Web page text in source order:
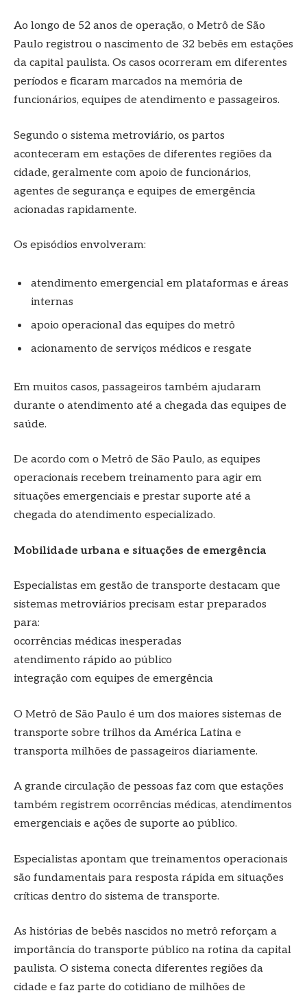
Ao longo de 52 anos de operação, o Metrô de São
Paulo registrou o nascimento de 32 bebês em estações
da capital paulista. Os casos ocorreram em diferentes
períodos e ficaram marcados na memória de
funcionários, equipes de atendimento e passageiros.
Segundo o sistema metroviário, os partos
aconteceram em estações de diferentes regiões da
cidade, geralmente com apoio de funcionários,
agentes de segurança e equipes de emergência
acionadas rapidamente.
Os episódios envolveram:
atendimento emergencial em plataformas e áreas
internas
apoio operacional das equipes do metrô
acionamento de serviços médicos e resgate
Em muitos casos, passageiros também ajudaram
durante o atendimento até a chegada das equipes de
saúde.
De acordo com o Metrô de São Paulo, as equipes
operacionais recebem treinamento para agir em
situações emergenciais e prestar suporte até a
chegada do atendimento especializado.
Mobilidade urbana e situações de emergência
Especialistas em gestão de transporte destacam que
sistemas metroviários precisam estar preparados
para:
ocorrências médicas inesperadas
atendimento rápido ao público
integração com equipes de emergência
O Metrô de São Paulo é um dos maiores sistemas de
transporte sobre trilhos da América Latina e
transporta milhões de passageiros diariamente.
A grande circulação de pessoas faz com que estações
também registrem ocorrências médicas, atendimentos
emergenciais e ações de suporte ao público.
Especialistas apontam que treinamentos operacionais
são fundamentais para resposta rápida em situações
críticas dentro do sistema de transporte.
As histórias de bebês nascidos no metrô reforçam a
importância do transporte público na rotina da capital
paulista. O sistema conecta diferentes regiões da
cidade e faz parte do cotidiano de milhões de